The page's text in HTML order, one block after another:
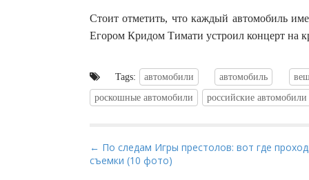
Стоит отметить, что каждый автомобиль
Егором Кридом Тимати устроил концерт на
Tags: автомобили автомобиль
роскошные автомобили
российские автомобили
P
o
← По следам Игры престолов: вот где
съемки (10 фото)